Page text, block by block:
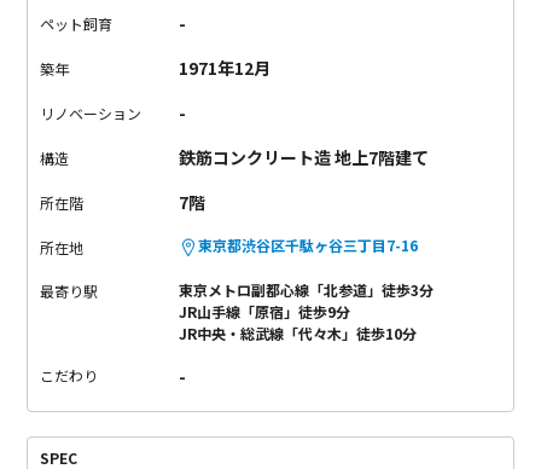
神宮の森を毎日見ながら暮らせる生活なんて、とても贅沢です
的低めです。。。（227cm）
ペット飼育 -
築年 1971年12月
リノベーション -
構造 鉄筋コンクリート造 地上7階建て
所在階 7階
所在地 東京都渋谷区千駄ヶ谷三丁目7-16
最寄り駅
東京メトロ副都心線「北参道」徒歩3分
JR山手線「原宿」徒歩9分
JR中央・総武線「代々木」徒歩10分
こだわり -
SPEC